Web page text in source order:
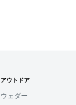
アウトドア
ウェダー